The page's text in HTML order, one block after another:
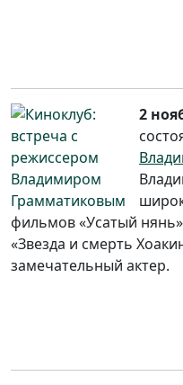
2
фильмов «Усатый
«Звезда и смерть
замечательный актер.